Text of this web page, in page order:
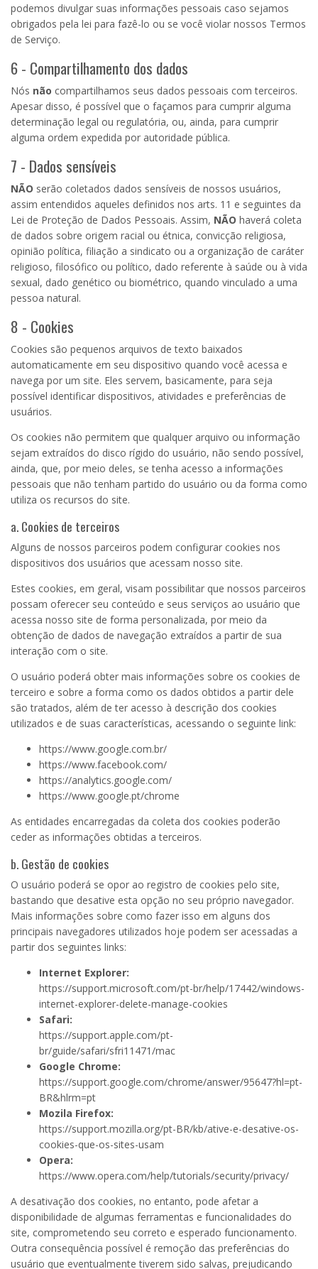
podemos divulgar suas informações pessoais caso sejamos
obrigados pela lei para fazê-lo ou se você violar nossos Termos
de Serviço.
6 - Compartilhamento dos dados
Nós não compartilhamos seus dados pessoais com terceiros.
Apesar disso, é possível que o façamos para cumprir alguma
determinação legal ou regulatória, ou, ainda, para cumprir
alguma ordem expedida por autoridade pública.
7 - Dados sensíveis
NÃO serão coletados dados sensíveis de nossos usuários,
assim entendidos aqueles definidos nos arts. 11 e seguintes da
Lei de Proteção de Dados Pessoais. Assim, NÃO haverá coleta
de dados sobre origem racial ou étnica, convicção religiosa,
opinião política, filiação a sindicato ou a organização de caráter
religioso, filosófico ou político, dado referente à saúde ou à vida
sexual, dado genético ou biométrico, quando vinculado a uma
pessoa natural.
8 - Cookies
Cookies são pequenos arquivos de texto baixados
automaticamente em seu dispositivo quando você acessa e
navega por um site. Eles servem, basicamente, para seja
possível identificar dispositivos, atividades e preferências de
usuários.
Os cookies não permitem que qualquer arquivo ou informação
sejam extraídos do disco rígido do usuário, não sendo possível,
ainda, que, por meio deles, se tenha acesso a informações
pessoais que não tenham partido do usuário ou da forma como
utiliza os recursos do site.
a. Cookies de terceiros
Alguns de nossos parceiros podem configurar cookies nos
dispositivos dos usuários que acessam nosso site.
Estes cookies, em geral, visam possibilitar que nossos parceiros
possam oferecer seu conteúdo e seus serviços ao usuário que
acessa nosso site de forma personalizada, por meio da
obtenção de dados de navegação extraídos a partir de sua
interação com o site.
O usuário poderá obter mais informações sobre os cookies de
terceiro e sobre a forma como os dados obtidos a partir dele
são tratados, além de ter acesso à descrição dos cookies
utilizados e de suas características, acessando o seguinte link:
https://www.google.com.br/
https://www.facebook.com/
https://analytics.google.com/
https://www.google.pt/chrome
As entidades encarregadas da coleta dos cookies poderão
ceder as informações obtidas a terceiros.
b. Gestão de cookies
O usuário poderá se opor ao registro de cookies pelo site,
bastando que desative esta opção no seu próprio navegador.
Mais informações sobre como fazer isso em alguns dos
principais navegadores utilizados hoje podem ser acessadas a
partir dos seguintes links:
Internet Explorer:
https://support.microsoft.com/pt-br/help/17442/windows-
internet-explorer-delete-manage-cookies
Safari:
https://support.apple.com/pt-
br/guide/safari/sfri11471/mac
Google Chrome:
https://support.google.com/chrome/answer/95647?hl=pt-
BR&hlrm=pt
Mozila Firefox:
https://support.mozilla.org/pt-BR/kb/ative-e-desative-os-
cookies-que-os-sites-usam
Opera:
https://www.opera.com/help/tutorials/security/privacy/
A desativação dos cookies, no entanto, pode afetar a
disponibilidade de algumas ferramentas e funcionalidades do
site, comprometendo seu correto e esperado funcionamento.
Outra consequência possível é remoção das preferências do
usuário que eventualmente tiverem sido salvas, prejudicando